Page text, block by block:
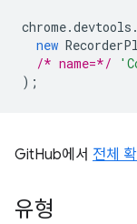
chrome.devtools .
new
/* name=*/
);
GitHub에서 전체
유형